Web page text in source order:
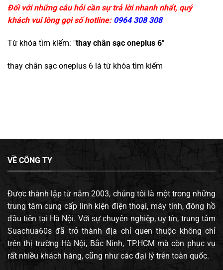
Đối với những câu hỏi cần sự trả lời nhanh nhất, quý
khách vui lòng gọi số hotline: 0964 308 308
Từ khóa tìm kiếm: "thay chân sạc oneplus 6"
thay chân sạc oneplus 6 là từ khóa tìm kiếm
VỀ CÔNG TY
Được thành lập từ năm 2003, chúng tôi là một trong những
trung tâm cung cấp linh kiện điện thoại, máy tính, đông hồ
đầu tiên tại Hà Nội. Với sự chuyên nghiệp, uy tín, trung tâm
Suachua60s đã trở thành địa chỉ quen thuộc không chỉ
trên thị trường Hà Nội, Bắc Ninh, TP.HCM mà còn phục vụ
rất nhiều khách hàng, cũng như các đại lý trên toàn quốc.